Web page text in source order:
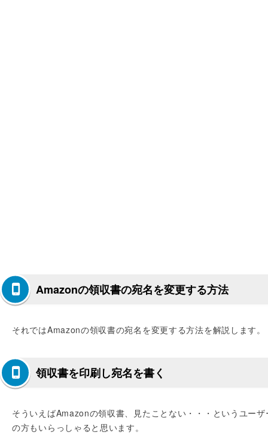
Amazonの領収書の宛名を変更する方法
それではAmazonの領収書の宛名を変更する方法を解説します。
領収書を印刷し宛名を書く
そういえばAmazonの領収書、見たことない・・・というユーザ
の方もいらっしゃると思います。